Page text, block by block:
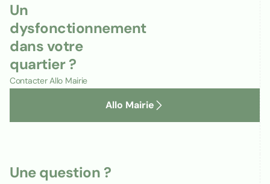
Un
dysfonctionnement
dans votre
quartier ?
Contacter Allo Mairie
Allo Mairie
Une question ?